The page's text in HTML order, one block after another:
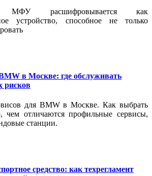
МФУ расшифровывается как
устройство, способное не только
в Москве: где обслуживать
рисков
для BMW в Москве. Как выбрать
чем отличаются профильные сервисы,
станции.
средство: как техрегламент